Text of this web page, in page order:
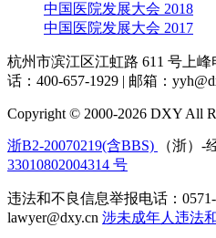
中国医院发展大会 2018
中国医院发展大会 2017
杭州市滨江区江虹路 611 号上
话：400-657-1929 | 邮箱：
Copyright © 2000-2026 DXY All
浙B2-20070219(含BBS) （浙）-
33010802004314 号
违法和不良信息举报电话：0571-
lawyer@dxy.cn 涉未成年人违法